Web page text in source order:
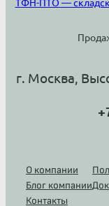
г. Москва,
О компании
Блог компании
Контакты